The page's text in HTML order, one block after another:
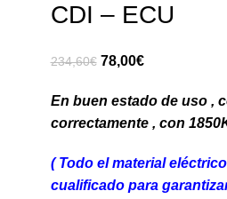
CDI – ECU
234,60€ El
original
era:
78,00€El
actual
es:
En buen estado de uso ,
correctamente , con
( Todo el material
cualificado para